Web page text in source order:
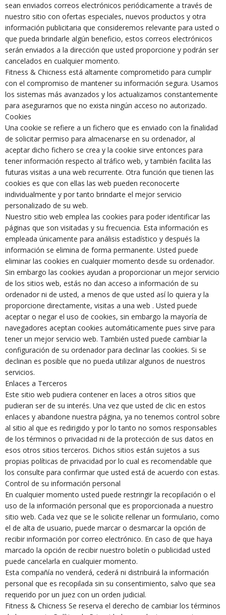
sean enviados correos electrónicos periódicamente a través de
nuestro sitio con ofertas especiales, nuevos productos y otra
información publicitaria que consideremos relevante para usted o
que pueda brindarle algún beneficio, estos correos electrónicos
serán enviados a la dirección que usted proporcione y podrán ser
cancelados en cualquier momento.
Fitness & Chicness está altamente comprometido para cumplir
con el compromiso de mantener su información segura. Usamos
los sistemas más avanzados y los actualizamos constantemente
para asegurarnos que no exista ningún acceso no autorizado.
Cookies
Una cookie se refiere a un fichero que es enviado con la finalidad
de solicitar permiso para almacenarse en su ordenador, al
aceptar dicho fichero se crea y la cookie sirve entonces para
tener información respecto al tráfico web, y también facilita las
futuras visitas a una web recurrente. Otra función que tienen las
cookies es que con ellas las web pueden reconocerte
individualmente y por tanto brindarte el mejor servicio
personalizado de su web.
Nuestro sitio web emplea las cookies para poder identificar las
páginas que son visitadas y su frecuencia. Esta información es
empleada únicamente para análisis estadístico y después la
información se elimina de forma permanente. Usted puede
eliminar las cookies en cualquier momento desde su ordenador.
Sin embargo las cookies ayudan a proporcionar un mejor servicio
de los sitios web, estás no dan acceso a información de su
ordenador ni de usted, a menos de que usted así lo quiera y la
proporcione directamente, visitas a una web . Usted puede
aceptar o negar el uso de cookies, sin embargo la mayoría de
navegadores aceptan cookies automáticamente pues sirve para
tener un mejor servicio web. También usted puede cambiar la
configuración de su ordenador para declinar las cookies. Si se
declinan es posible que no pueda utilizar algunos de nuestros
servicios.
Enlaces a Terceros
Este sitio web pudiera contener en laces a otros sitios que
pudieran ser de su interés. Una vez que usted de clic en estos
enlaces y abandone nuestra página, ya no tenemos control sobre
al sitio al que es redirigido y por lo tanto no somos responsables
de los términos o privacidad ni de la protección de sus datos en
esos otros sitios terceros. Dichos sitios están sujetos a sus
propias políticas de privacidad por lo cual es recomendable que
los consulte para confirmar que usted está de acuerdo con estas.
Control de su información personal
En cualquier momento usted puede restringir la recopilación o el
uso de la información personal que es proporcionada a nuestro
sitio web. Cada vez que se le solicite rellenar un formulario, como
el de alta de usuario, puede marcar o desmarcar la opción de
recibir información por correo electrónico. En caso de que haya
marcado la opción de recibir nuestro boletín o publicidad usted
puede cancelarla en cualquier momento.
Esta compañía no venderá, cederá ni distribuirá la información
personal que es recopilada sin su consentimiento, salvo que sea
requerido por un juez con un orden judicial.
Fitness & Chicness Se reserva el derecho de cambiar los términos